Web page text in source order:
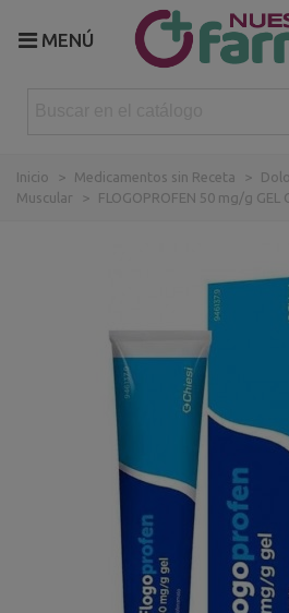
MENÚ
Inicio > Medicamentos sin Receta >
Muscular
> FLOGOPROFEN 50 mg/g GEL